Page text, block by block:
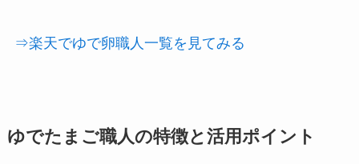
⇒楽天でゆで卵職人一覧を見てみる
ゆでたまご職人の特徴と活用ポイント